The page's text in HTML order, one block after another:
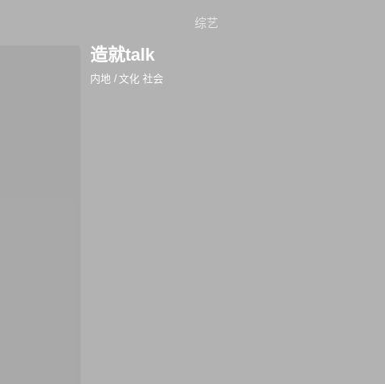
综艺
造就talk
内地 /文化 社会